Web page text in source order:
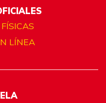
LÍNEA